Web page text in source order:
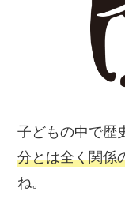
子どもの中で歴
分とは全く関係
ね。